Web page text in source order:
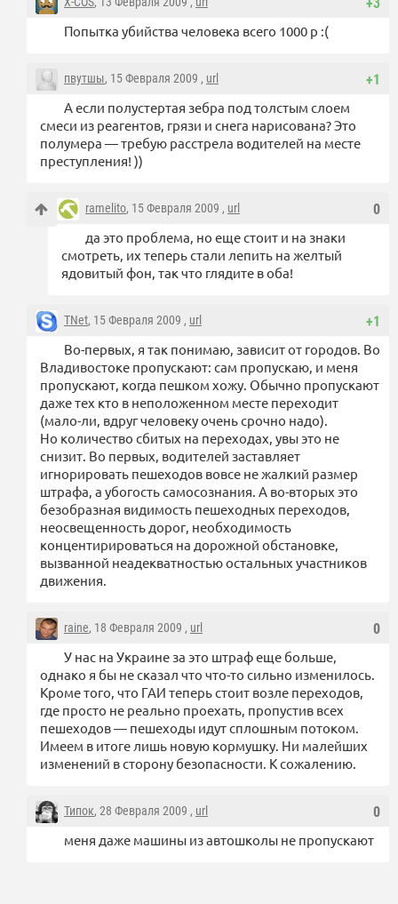
Попытка убийства человека всего 1000 р :(
+1
пвутшы, 15 Февраля 2009 , url
А если полустертая зебра под толстым слоем
смеси из реагентов, грязи и снега нарисована? Это
полумера — требую расстрела водителей на месте
преступления! ))
0
ramelito, 15 Февраля 2009 , url
да это проблема, но еще стоит и на знаки
смотреть, их теперь стали лепить на желтый
ядовитый фон, так что глядите в оба!
+1
TNet, 15 Февраля 2009 , url
Во-первых, я так понимаю, зависит от городов. Во
Владивостоке пропускают: сам пропускаю, и меня
пропускают, когда пешком хожу. Обычно пропускают
даже тех кто в неположенном месте переходит
(мало-ли, вдруг человеку очень срочно надо).
Но количество сбитых на переходах, увы это не
снизит. Во первых, водителей заставляет
игнорировать пешеходов вовсе не жалкий размер
штрафа, а убогость самосознания. А во-вторых это
безобразная видимость пешеходных переходов,
неосвещенность дорог, необходимость
концентирироваться на дорожной обстановке,
вызванной неадекватностью остальных участников
движения.
0
raine, 18 Февраля 2009 , url
У нас на Украине за это штраф еще больше,
однако я бы не сказал что что-то сильно изменилось.
Кроме того, что ГАИ теперь стоит возле переходов,
где просто не реально проехать, пропустив всех
пешеходов — пешеходы идут сплошным потоком.
Имеем в итоге лишь новую кормушку. Ни малейших
изменений в сторону безопасности. К сожалению.
0
Типок, 28 Февраля 2009 , url
меня даже машины из автошколы не пропускают